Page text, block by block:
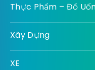
Thực Phẩm – Đồ
Xây Dựng
XE